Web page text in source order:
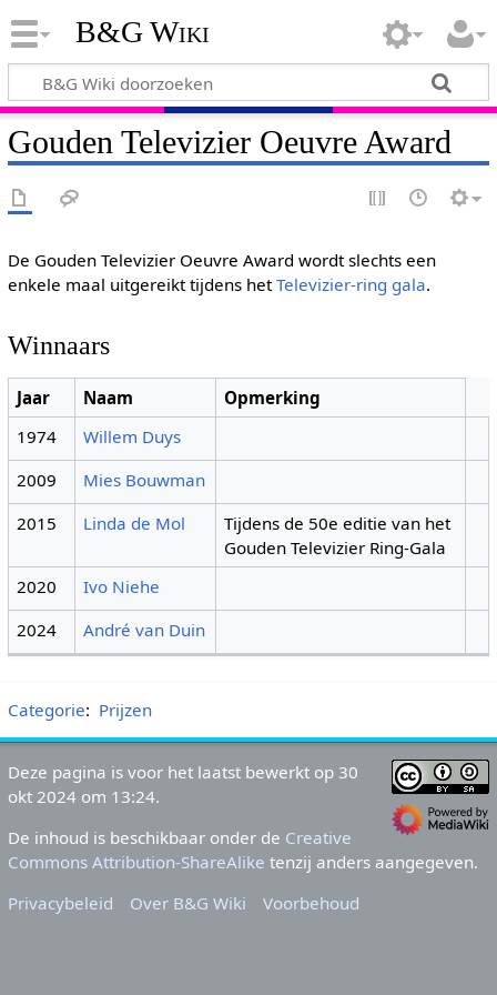
B&G Wiki
Gouden Televizier Oeuvre Award
De Gouden Televizier Oeuvre Award wordt slechts een
enkele maal uitgereikt tijdens hetTelevizier-ring gala.
Winnaars
Jaar Naam
Opmerking
1974
Willem Duys
2009
Mies Bouwman
2015
Linda de Mol
Tijdens de 50e editie van het
Gouden Televizier Ring-Gala
2020
Ivo Niehe
2024
André van Duin
Categorie: Prijzen
Deze pagina is voor het laatst bewerkt op 30
okt 2024 om 13:24.
De inhoud is beschikbaar onder de Creative
Commons Attribution-ShareAlike tenzij anders aangegeven.
Privacybeleid
Over B&G Wiki Voorbehoud